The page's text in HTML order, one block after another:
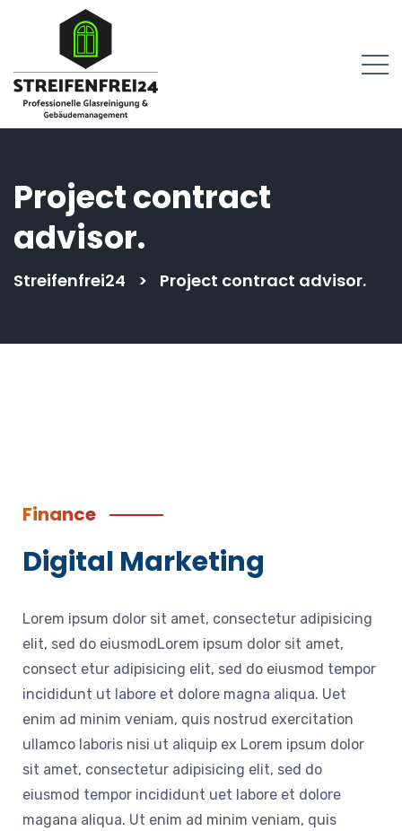
Project contract
advisor.
Streifenfrei24 > Project contract advisor.
Finance
Digital Marketing
Lorem ipsum dolor sit amet, consectetur adipisicing
elit, sed do eiusmodLorem ipsum dolor sit amet,
consect etur adipisicing elit, sed do eiusmod tempor
incididunt ut labore et dolore magna aliqua. Uet
enim ad minim veniam, quis nostrud exercitation
ullamco laboris nisi ut aliquip ex Lorem ipsum dolor
sit amet, consectetur adipisicing elit, sed do
eiusmod tempor incididunt uet labore et dolore
magana aliqua. Ut enim ad minim veniam, quis